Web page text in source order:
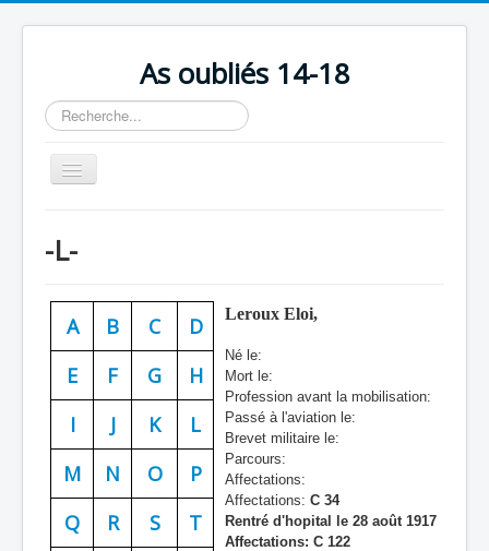
As oubliés 14-18
Rechercher
Basculer
la
Chronologie
Escadrilles
Organisation
Avions
Formation
Doctrines
Batailles
-L-
A B C
D
E
F G
H
I
J K
L
M
N O
P
Q
R S
T
Leroux Eloi,
Né le:
Mort le:
Profession avant la mobilisation:
Passé à l'aviation le:
Brevet militaire le:
Parcours:
Affectations:
Affectations: C 34
Rentré d'hopital le 28 août 1917
Affectations: C 122